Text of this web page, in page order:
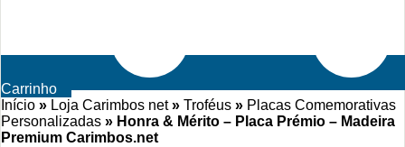
Carrinho
Início » Loja Carimbos net» Troféus » Placas Comemorativas
Personalizadas » Honra & Mérito – Placa Prémio – Madeira
Premium Carimbos.net